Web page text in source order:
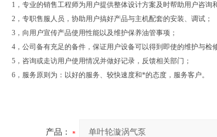
1，专业的销售工程师为用户提供整体设计方案及时帮助用户咨询
2，专职售服人员，协助用户搞好产品与主机配套的安装、调试；
3，向用户宣传产品使用性能以及维护保养油管事项；
4，公司备有充足的备件，保证用户设备可以得到即使的维护与检
5，咨询或走访用户使用情况并做好记录，反馈相关部门；
6，服务原则为：以好的服务、较快速度和*的态度，服务客户。
产品：